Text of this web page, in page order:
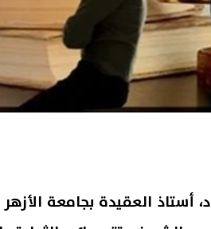
أستاذ العقيدة بجامعة